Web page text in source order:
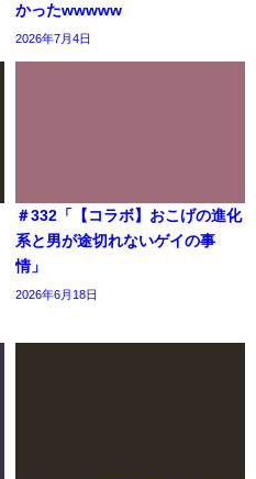
かったwwwww
2026年7月4日
＃332「【コラボ】おこげの進化
系と男が途切れないゲイの事
情」
2026年6月18日